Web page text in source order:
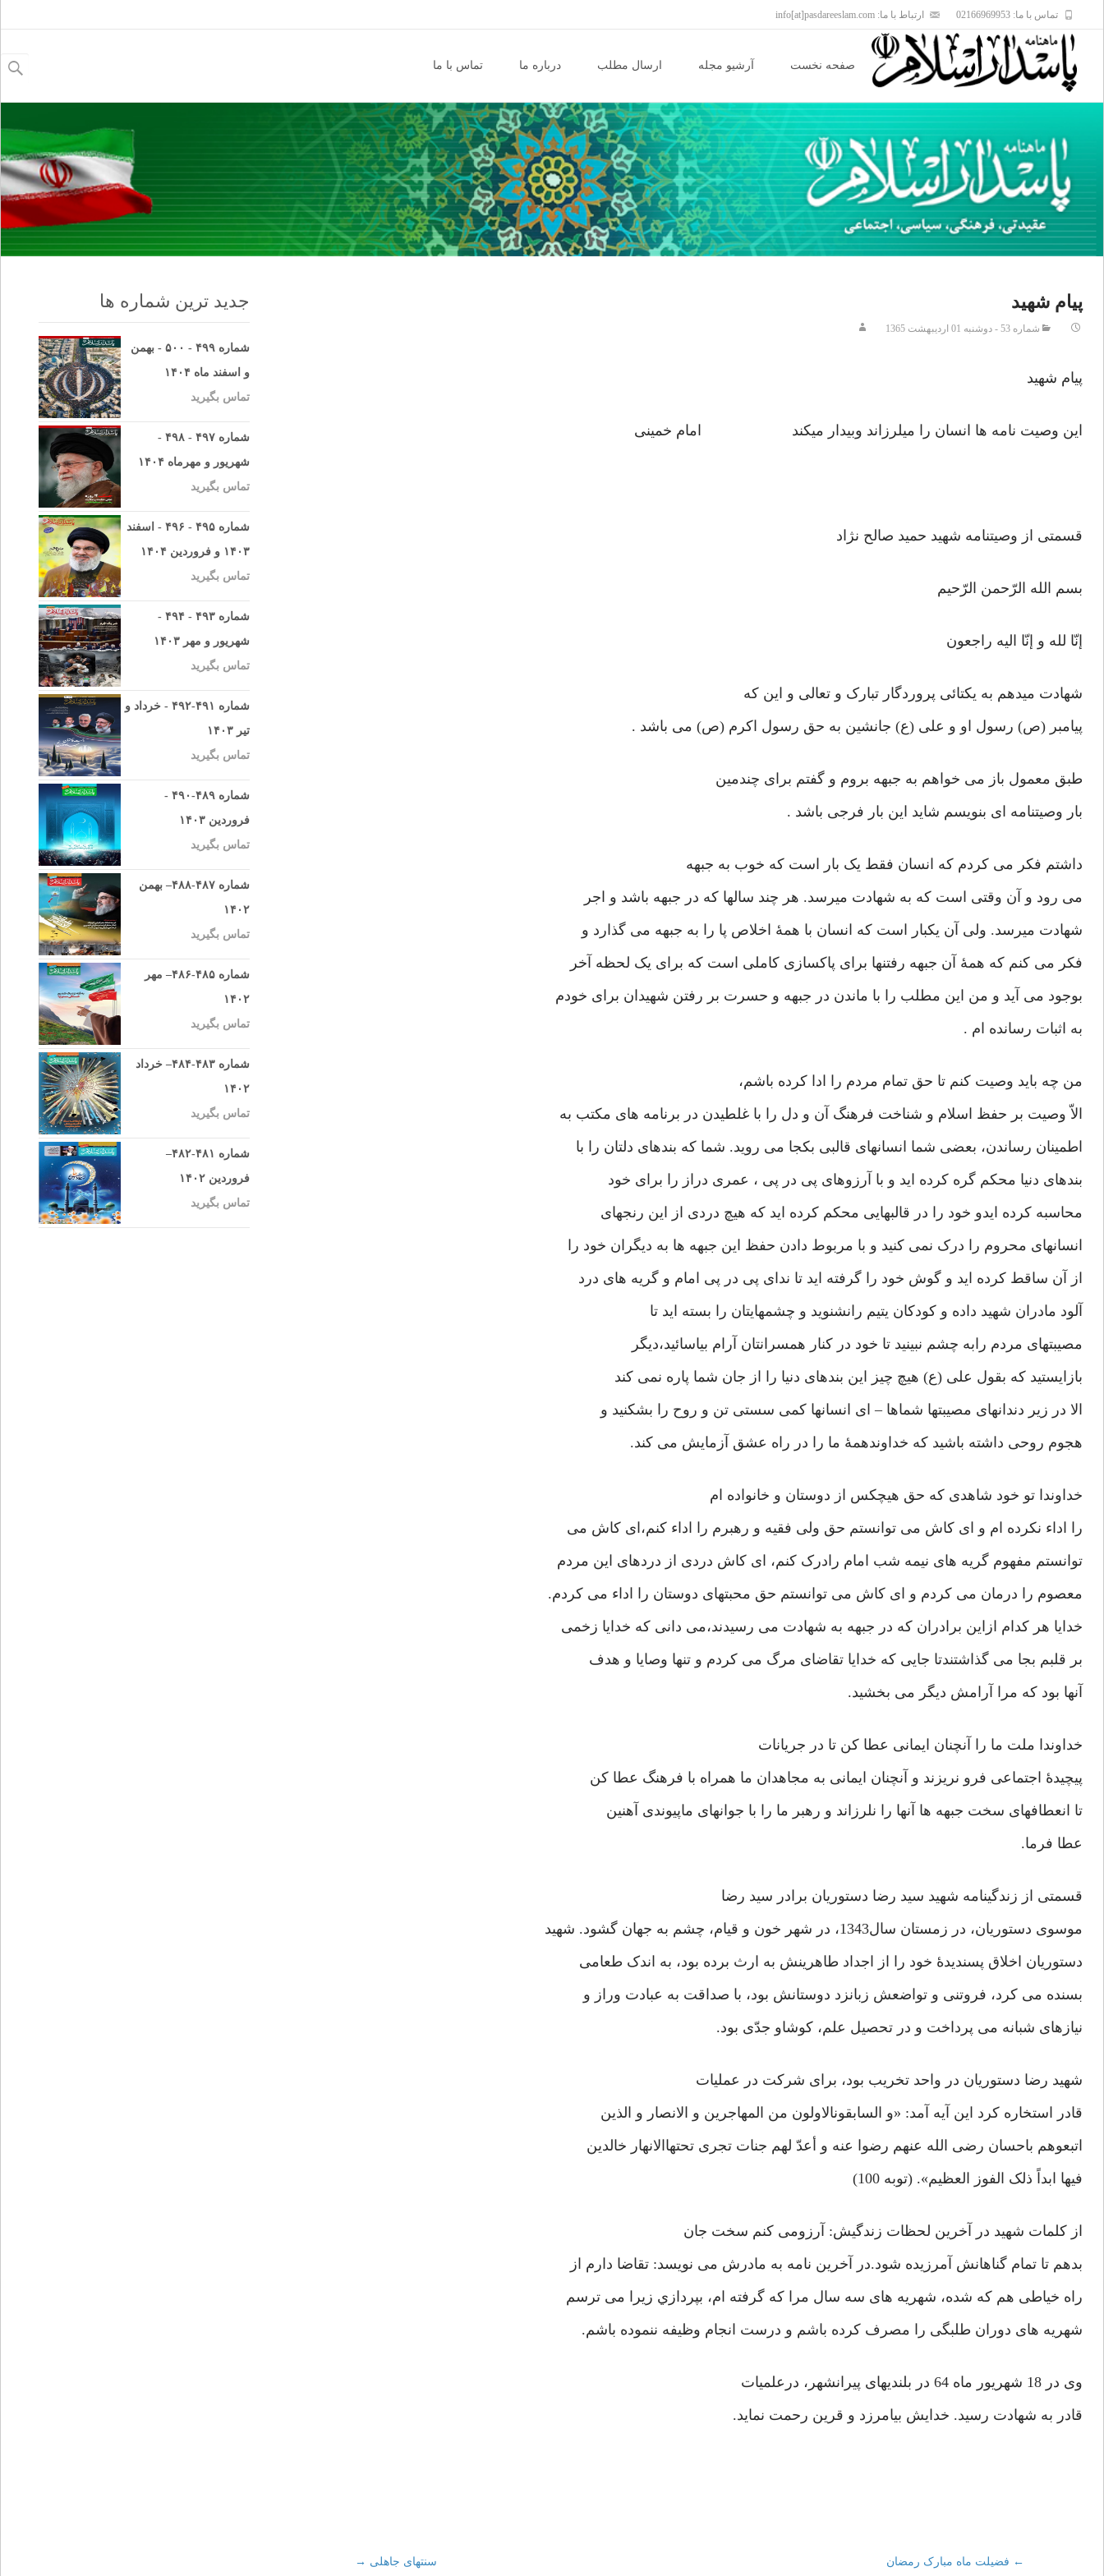
تماس با ما: 02166969953 ارتباط با ما: info[at]pasdareeslam.com
content
صفحه نخست آرشیو مجله ارسال مطلب درباره ما تماس با ما
برای:
پيام شهيد
شماره 53 - دوشنبه 01 ارديبهشت 1365
پیام شهید
این وصیت نامه ها انسان را میلرزاند وبیدار میکند امام خمینی
قسمتی از وصیتنامه شهید حمید صالح نژاد
بسم الله الرّحمن الرّحیم
إنّا لله و إنّا الیه راجعون
شهادت میدهم به یکتائی پروردگار تبارک و تعالی و این که
پیامبر (ص) رسول او و علی (ع) جانشین به حق رسول اکرم (ص) می باشد .
طبق معمول باز می خواهم به جبهه بروم و گفتم برای چندمین
بار وصیتنامه ای بنویسم شاید این بار فرجی باشد .
داشتم فکر می کردم که انسان فقط یک بار است که خوب به جبهه
می رود و آن وقتی است که به شهادت میرسد. هر چند سالها که در جبهه باشد و اجر
شهادت میرسد. ولی آن یکبار است که انسان با همۀ اخلاص پا را به جبهه می گذارد و
فکر می کنم که همۀ آن جبهه رفتنها برای پاکسازی کاملی است که برای یک لحظه آخر
بوجود می آید و من این مطلب را با ماندن در جبهه و حسرت بر رفتن شهیدان برای خودم
به اثبات رسانده ام .
من چه باید وصیت کنم تا حق تمام مردم را ادا کرده باشم،
الاّ وصیت بر حفظ اسلام و شناخت فرهنگ آن و دل را با غلطیدن در برنامه های مکتب به
اطمینان رساندن، بعضی شما انسانهای قالبی بکجا می روید. شما که بندهای دلتان را با
بندهای دنیا محکم گره کرده اید و با آرزوهای پی در پی ، عمری دراز را برای خود
محاسبه کرده ایدو خود را در قالبهایی محکم کرده اید که هیچ دردی از این رنجهای
انسانهای محروم را درک نمی کنید و با مربوط دادن حفظ این جبهه ها به دیگران خود را
از آن ساقط کرده اید و گوش خود را گرفته اید تا ندای پی در پی امام و گریه های درد
آلود مادران شهید داده و کودکان یتیم رانشنوید و چشمهایتان را بسته اید تا
مصیبتهای مردم رابه چشم نبینید تا خود در کنار همسرانتان آرام بیاسائید،دیگر
بازایستید که بقول علی (ع) هیچ چیز این بندهای دنیا را از جان شما پاره نمی کند
الا در زیر دندانهای مصیبتها شماها – ای انسانها کمی سستی تن و روح را بشکنید و
هجوم روحی داشته باشید که خداوندهمۀ ما را در راه عشق آزمایش می کند.
خداوندا تو خود شاهدی که حق هیچکس از دوستان و خانواده ام
را اداء نکرده ام و ای کاش می توانستم حق ولی فقیه و رهبرم را اداء کنم،ای کاش می
توانستم مفهوم گریه های نیمه شب امام رادرک کنم، ای کاش دردی از دردهای این مردم
معصوم را درمان می کردم و ای کاش می توانستم حق محبتهای دوستان را اداء می کردم.
خدایا هر کدام ازاین برادران که در جبهه به شهادت می رسیدند،می دانی که خدایا زخمی
بر قلبم بجا می گذاشتندتا جایی که خدایا تقاضای مرگ می کردم و تنها وصایا و هدف
آنها بود که مرا آرامش دیگر می بخشید.
خداوندا ملت ما را آنچنان ایمانی عطا کن تا در جریانات
پیچیدۀ اجتماعی فرو نریزند و آنچنان ایمانی به مجاهدان ما همراه با فرهنگ عطا کن
تا انعطافهای سخت جبهه ها آنها را نلرزاند و رهبر ما را با جوانهای ماپیوندی آهنین
عطا فرما.
قسمتی از زندگینامه شهید سید رضا دستوریان برادر سید رضا
موسوی دستوریان، در زمستان سال1343، در شهر خون و قیام، چشم به جهان گشود. شهید
دستوریان اخلاق پسندیدۀ خود را از اجداد طاهرینش به ارث برده بود، به اندک طعامی
بسنده می کرد، فروتنی و تواضعش زبانزد دوستانش بود، با صداقت به عبادت وراز و
نیازهای شبانه می پرداخت و در تحصیل علم، کوشاو جدّی بود.
شهید رضا دستوریان در واحد تخریب بود، برای شرکت در عملیات
قادر استخاره کرد این آیه آمد: «و السابقونالاولون من المهاجرین و الانصار و الذین
اتبعوهم باحسان رضی الله عنهم رضوا عنه و أعدّ لهم جنات تجری تحتهاالانهار خالدین
فیها ابداً ذلک الفوز العظیم». (توبه 100)
از کلمات شهید در آخرین لحظات زندگیش: آرزومی کنم سخت جان
بدهم تا تمام گناهانش آمرزیده شود.در آخرین نامه به مادرش می نویسد: تقاضا دارم از
راه خیاطی هم که شده، شهریه های سه سال مرا که گرفته ام، بپردازي زیرا می ترسم
شهریه های دوران طلبگی را مصرف کرده باشم و درست انجام وظیفه ننموده باشم.
وی در 18 شهریور ماه 64 در بلندیهای پیرانشهر، درعلمیات
قادر به شهادت رسید. خدایش بیامرزد و قرین رحمت نماید.
← فضیلت ماه مبارک رمضان سنتهای جاهلی →
جدید ترین شماره ها
شماره ۴۹۹ - ۵۰۰ - بهمن
و اسفند ماه ۱۴۰۴
تماس بگیرید
شماره ۴۹۷ - ۴۹۸ -
شهریور و مهرماه ۱۴۰۴
تماس بگیرید
شماره ۴۹۵ - ۴۹۶ - اسفند
۱۴۰۳ و فروردین ۱۴۰۴
تماس بگیرید
شماره ۴۹۳ - ۴۹۴ -
شهریور و مهر ۱۴۰۳
تماس بگیرید
شماره ۴۹۱-۴۹۲ - خرداد و
تیر ۱۴۰۳
تماس بگیرید
شماره ۴۸۹-۴۹۰ -
فروردین ۱۴۰۳
تماس بگیرید
شماره ۴۸۷-۴۸۸– بهمن
۱۴۰۲
تماس بگیرید
شماره ۴۸۵-۴۸۶– مهر
۱۴۰۲
تماس بگیرید
شماره ۴۸۳-۴۸۴– خرداد
۱۴۰۲
تماس بگیرید
شماره ۴۸۱-۴۸۲–
فروردین ۱۴۰۲
تماس بگیرید